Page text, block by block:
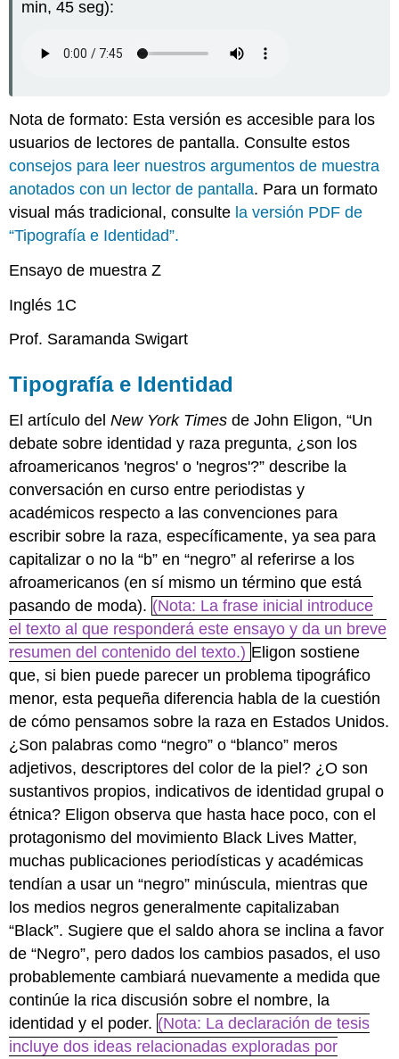
e
Obras
min, 45 seg):
Nota de formato: Esta versión es accesible para los
usuarios de lectores de pantalla. Consulte estos
consejos para leer nuestros argumentos de muestra
anotados con un lector de pantalla. Para un formato
visual más tradicional, consulte la versión PDF de
“Tipografía e Identidad”.
Ensayo de muestra Z
Inglés 1C
Prof. Saramanda Swigart
Tipografía e Identidad
El artículo delNew York Times de John Eligon, “Un
debate sobre identidad y raza pregunta, ¿son los
afroamericanos 'negros' o 'negros'?” describe la
conversación en curso entre periodistas y
académicos respecto a las convenciones para
escribir sobre la raza, específicamente, ya sea para
capitalizar o no la “b” en “negro” al referirse a los
afroamericanos (en sí mismo un término que está
pasando de moda). (Nota: La frase inicial introduce
el texto al que responderá este ensayo y da un breve
resumen del contenido del texto.) Eligon sostiene
que, si bien puede parecer un problema tipográfico
menor, esta pequeña diferencia habla de la cuestión
de cómo pensamos sobre la raza en Estados Unidos.
¿Son palabras como “negro” o “blanco” meros
adjetivos, descriptores del color de la piel? ¿O son
sustantivos propios, indicativos de identidad grupal o
étnica? Eligon observa que hasta hace poco, con el
protagonismo del movimiento Black Lives Matter,
muchas publicaciones periodísticas y académicas
tendían a usar un “negro” minúscula, mientras que
los medios negros generalmente capitalizaban
“Black”. Sugiere que el saldo ahora se inclina a favor
de “Negro”, pero dados los cambios pasados, el uso
probablemente cambiará nuevamente a medida que
continúe la rica discusión sobre el nombre, la
identidad y el poder. (Nota: La declaración de tesis
incluye dos ideas relacionadas exploradas por